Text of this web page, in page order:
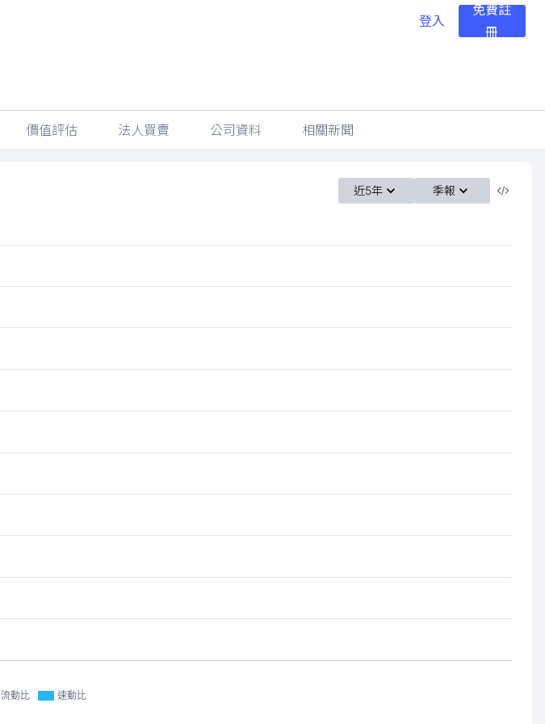
登入
免費註
冊
價值評估 法人買賣 公司資料 相關新聞
近5年 季報
流動比 速動比